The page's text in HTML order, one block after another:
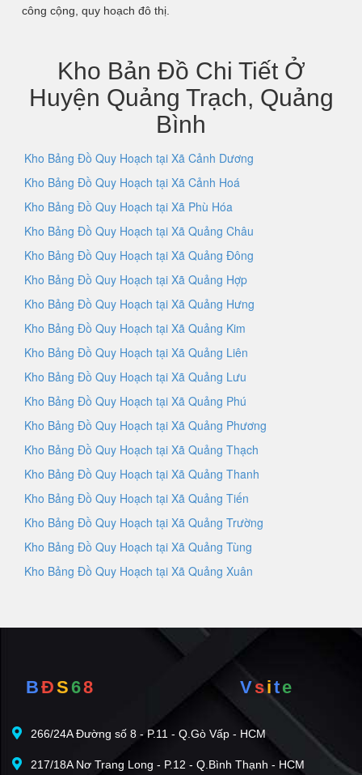
công cộng, quy hoạch đô thị.
Kho Bản Đồ Chi Tiết Ở
Huyện Quảng Trạch, Quảng
Bình
Kho Bảng Đồ Quy Hoạch tại Xã Cảnh Dương
Kho Bảng Đồ Quy Hoạch tại Xã Cảnh Hoá
Kho Bảng Đồ Quy Hoạch tại Xã Phù Hóa
Kho Bảng Đồ Quy Hoạch tại Xã Quảng Châu
Kho Bảng Đồ Quy Hoạch tại Xã Quảng Đông
Kho Bảng Đồ Quy Hoạch tại Xã Quảng Hợp
Kho Bảng Đồ Quy Hoạch tại Xã Quảng Hưng
Kho Bảng Đồ Quy Hoạch tại Xã Quảng Kim
Kho Bảng Đồ Quy Hoạch tại Xã Quảng Liên
Kho Bảng Đồ Quy Hoạch tại Xã Quảng Lưu
Kho Bảng Đồ Quy Hoạch tại Xã Quảng Phú
Kho Bảng Đồ Quy Hoạch tại Xã Quảng Phương
Kho Bảng Đồ Quy Hoạch tại Xã Quảng Thạch
Kho Bảng Đồ Quy Hoạch tại Xã Quảng Thanh
Kho Bảng Đồ Quy Hoạch tại Xã Quảng Tiến
Kho Bảng Đồ Quy Hoạch tại Xã Quảng Trường
Kho Bảng Đồ Quy Hoạch tại Xã Quảng Tùng
Kho Bảng Đồ Quy Hoạch tại Xã Quảng Xuân
BĐS68 Vsite
266/24A Đường số 8 - P.11 - Q.Gò Vấp - HCM
217/18A Nơ Trang Long - P.12 - Q.Bình Thạnh - HCM